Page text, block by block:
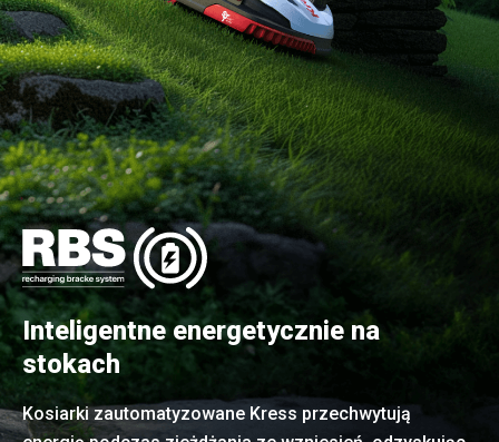
Inteligentne energetycznie na
stokach
Kosiarki zautomatyzowane Kress przechwytują